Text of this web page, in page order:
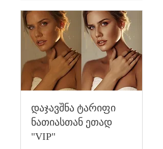
დაჯავშნა ტარიფი
ნათიასთან ეთად
"VIP"